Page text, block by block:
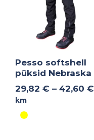
Pesso softshell
püksid Nebraska
29,82€ – 42,60€
km